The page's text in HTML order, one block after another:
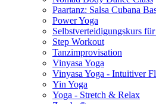
Paartanz: Salsa Cubana
Power Yoga
Selbstverteidigungskurs
Step Workout
Tanzimprovisation
Vinyasa Yoga
Vinyasa Yoga - Intuitiver
Yin Yoga
Yoga - Stretch & Relax